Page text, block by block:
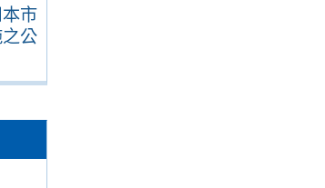
市
公